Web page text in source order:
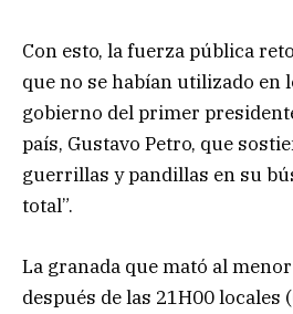
Con esto, la fuerza pública
que no se habían utilizado en
gobierno del primer
país, Gustavo Petro, que
guerrillas y pandillas en su
total”.
La granada que mató al
después de las 21H00 locales